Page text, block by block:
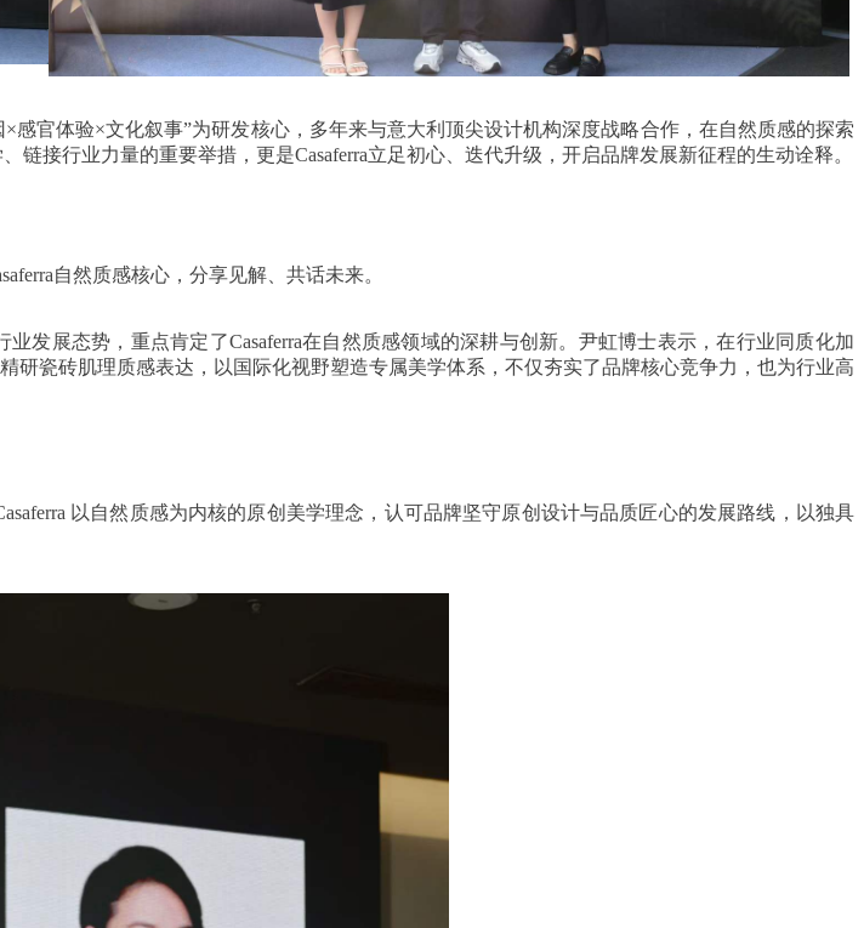
感官体验×文化叙事”为研发核心，多年来与意大利顶尖设计机构深度战略合作，在自然质感的探索
接行业力量的重要举措，更是Casaferra立足初心、迭代升级，开启品牌发展新征程的生动诠释。
自然质感核心，分享见解、共话未来。
发展态势，重点肯定了Casaferra在自然质感领域的深耕与创新。尹虹博士表示，在行业同质化加
瓷砖肌理质感表达，以国际化视野塑造专属美学体系，不仅夯实了品牌核心竞争力，也为行业高
以自然质感为内核的原创美学理念，认可品牌坚守原创设计与品质匠心的发展路线，以独具